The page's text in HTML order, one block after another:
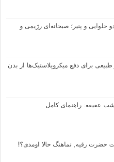
حلوایی و پنیر؛ صبحانه‌ای رژیمی و
برای دفع میکروپلاستیک‌ها از بدن
عقیقه: راهنمای کامل
حضرت رقیه, نماهنگ حالا اومدی؟!